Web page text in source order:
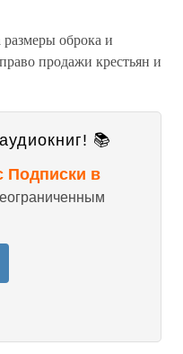
оброка и
продажи крестьян и
📚
Подписки в